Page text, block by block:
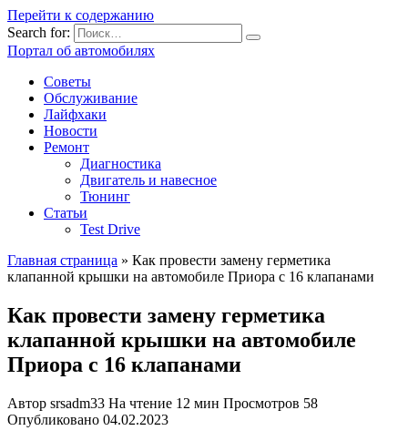
Перейти к содержанию
Search for:
Портал об автомобилях
Советы
Обслуживание
Лайфхаки
Новости
Ремонт
Диагностика
Двигатель и навесное
Тюнинг
Статьи
Test Drive
Главная страница » Как провести замену герметика
клапанной крышки на автомобиле Приора с 16 клапанами
Как провести замену герметика
клапанной крышки на автомобиле
Приора с 16 клапанами
Автор srsadm33 На чтение 12 мин Просмотров 58
Опубликовано 04.02.2023